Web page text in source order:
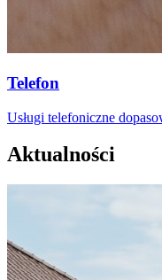
Telefon
Usługi telefoniczne
Aktualności